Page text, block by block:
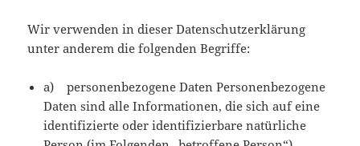
Wir verwenden in dieser Datenschutzerklärung
unter anderem die folgenden Begriffe:
a) personenbezogene Daten Personenbezogene
Daten sind alle Informationen, die sich auf eine
identifizierte oder identifizierbare natürliche